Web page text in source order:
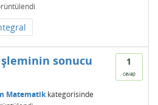
1
cevap
sonucu
Matematik kategorisinde